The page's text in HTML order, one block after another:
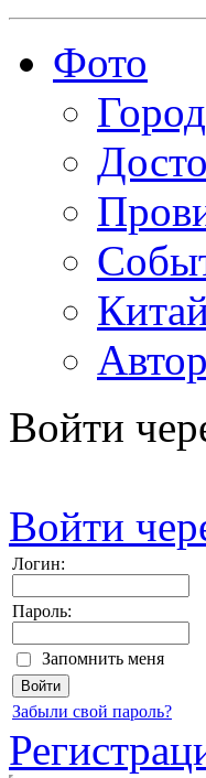
Фото
Войти
Войти
Логин:
Пароль:
Запомнить меня
Забыли свой пароль?